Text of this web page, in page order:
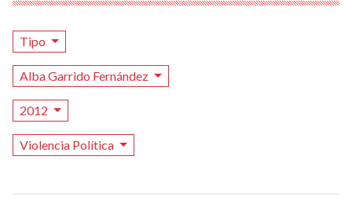
Tipo
Alba Garrido Fernández
2012
Violencia Política